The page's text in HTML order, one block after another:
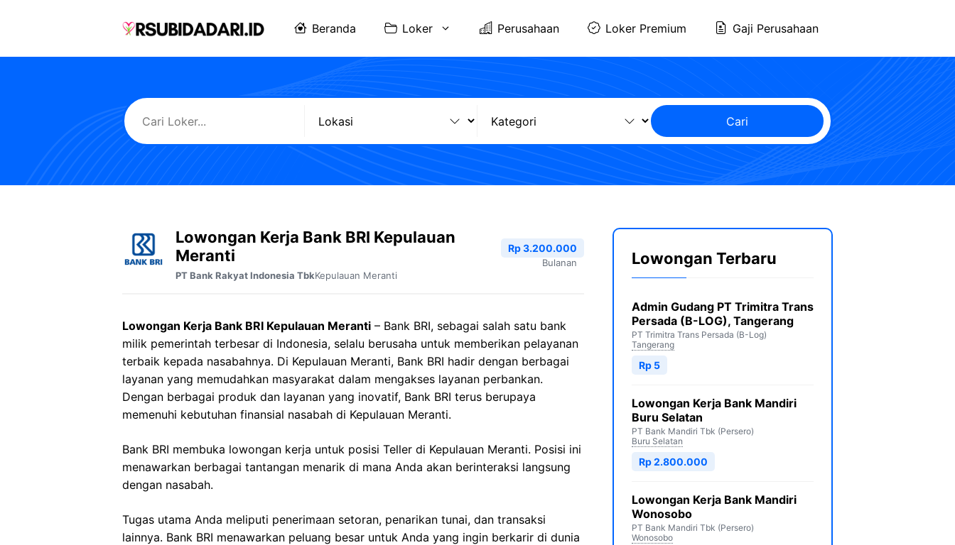
Beranda Loker Perusahaan Loker Premium Gaji Perusahaan
Cari
Lowongan Kerja Bank BRI Kepulauan
Meranti
PT Bank Rakyat Indonesia TbkKepulauan Meranti
Rp 3.200.000
Bulanan
Lowongan Kerja Bank BRI Kepulauan Meranti – Bank BRI, sebagai salah satu bank
milik pemerintah terbesar di Indonesia, selalu berusaha untuk memberikan pelayanan
terbaik kepada nasabahnya. Di Kepulauan Meranti, Bank BRI hadir dengan berbagai
layanan yang memudahkan masyarakat dalam mengakses layanan perbankan.
Dengan berbagai produk dan layanan yang inovatif, Bank BRI terus berupaya
memenuhi kebutuhan finansial nasabah di Kepulauan Meranti.
Bank BRI membuka lowongan kerja untuk posisi Teller di Kepulauan Meranti. Posisi ini
menawarkan berbagai tantangan menarik di mana Anda akan berinteraksi langsung
dengan nasabah.
Tugas utama Anda meliputi penerimaan setoran, penarikan tunai, dan transaksi
lainnya. Bank BRI menawarkan peluang besar untuk Anda yang ingin berkarir di dunia
Lowongan Terbaru
Admin Gudang PT Trimitra Trans
Persada (B-LOG), Tangerang
PT Trimitra Trans Persada (B-Log)
Tangerang
Rp 5
Lowongan Kerja Bank Mandiri
Buru Selatan
PT Bank Mandiri Tbk (Persero)
Buru Selatan
Rp 2.800.000
Lowongan Kerja Bank Mandiri
Wonosobo
PT Bank Mandiri Tbk (Persero)
Wonosobo